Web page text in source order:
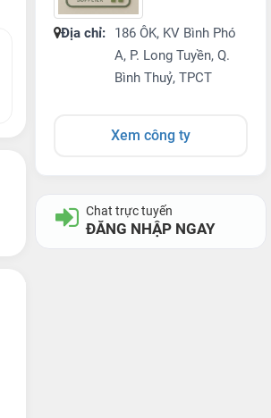
Địa chỉ:
186 ÔK, KV Bình Phó
A, P. Long Tuyền, Q.
Bình Thuỷ, TPCT
Xem công ty
Chat trực tuyến
ĐĂNG NHẬP NGAY